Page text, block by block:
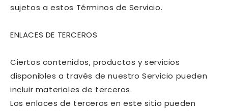
sujetos a estos Términos de Servicio.
ENLACES DE TERCEROS
Ciertos contenidos, productos y servicios
disponibles a través de nuestro Servicio pueden
incluir materiales de terceros.
Los enlaces de terceros en este sitio pueden